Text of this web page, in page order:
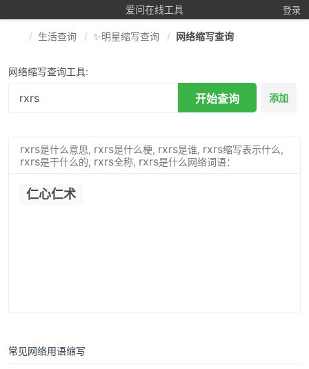
爱问在线工具 登录
生活查询 ✨明星缩写查询 网络缩写查询
网络缩写查询工具:
开始查询 添加
rxrs是什么意思, rxrs是什么梗, rxrs是谁, rxrs缩写表示什么,
rxrs是干什么的, rxrs全称, rxrs是什么网络词语：
仁心仁术
常见网络用语缩写